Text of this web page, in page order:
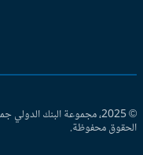
© 2025، مجموعة البنك الدولي جميع
محفوظة.